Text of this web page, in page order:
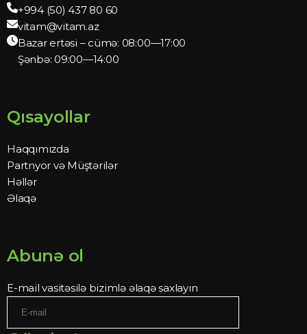
+994 (50) 437 80 60
vitam@vitam.az
Bazar ertəsi – cümə: 08:00—17:00
Şənbə: 09:00—14:00
Qısayollar
Haqqımızda
Partnyor və Müştərilər
Həllər
Əlaqə
Abunə ol
E-mail vasitəsilə bizimlə əlaqə saxlayın